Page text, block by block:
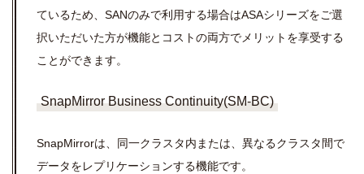
ているため、SANのみで利用する場合はASAシリーズをご選
択いただいた方が機能とコストの両方でメリットを享受する
ことができます。
SnapMirror Business Continuity(SM-BC)
SnapMirrorは、同一クラスタ内または、異なるクラスタ間で
データをレプリケーションする機能です。